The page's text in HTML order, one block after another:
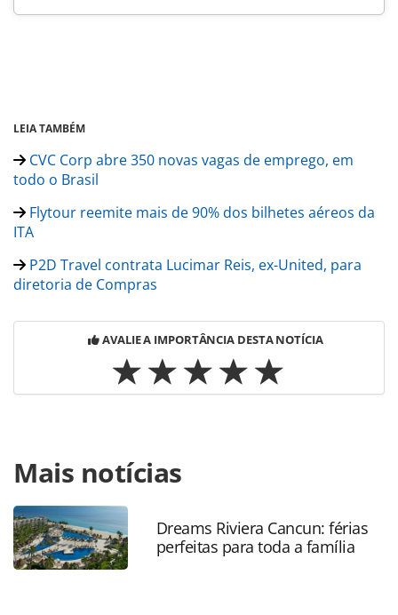
LEIA TAMBÉM
CVC Corp abre 350 novas vagas de emprego, em
todo o Brasil
Flytour reemite mais de 90% dos bilhetes aéreos da
ITA
P2D Travel contrata Lucimar Reis, ex-United, para
diretoria de Compras
AVALIE A IMPORTÂNCIA DESTA NOTÍCIA
https://www.panrotas.com.br/gente/movimentacao/2022/
mansur-deixa-flytour-consolidadora-e-destino-deve-ser-a-
cvc-corp_186807.html ou as ferramentas oferecidas na
página. Todo o conteúdo produzido pela PANROTAS
Editora é protegido pela legislação brasileira sobre direito
autoral. Não reproduza o conteúdo sem autorização da
Mais notícias
Dreams Riviera Cancun: férias
perfeitas para toda a família